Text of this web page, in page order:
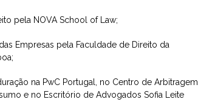
pela NOVA School of Law;
Empresas pela Faculdade de Direito da
na PwC Portugal, no Centro de Arbitragem
e no Escritório de Advogados Sofia Leite